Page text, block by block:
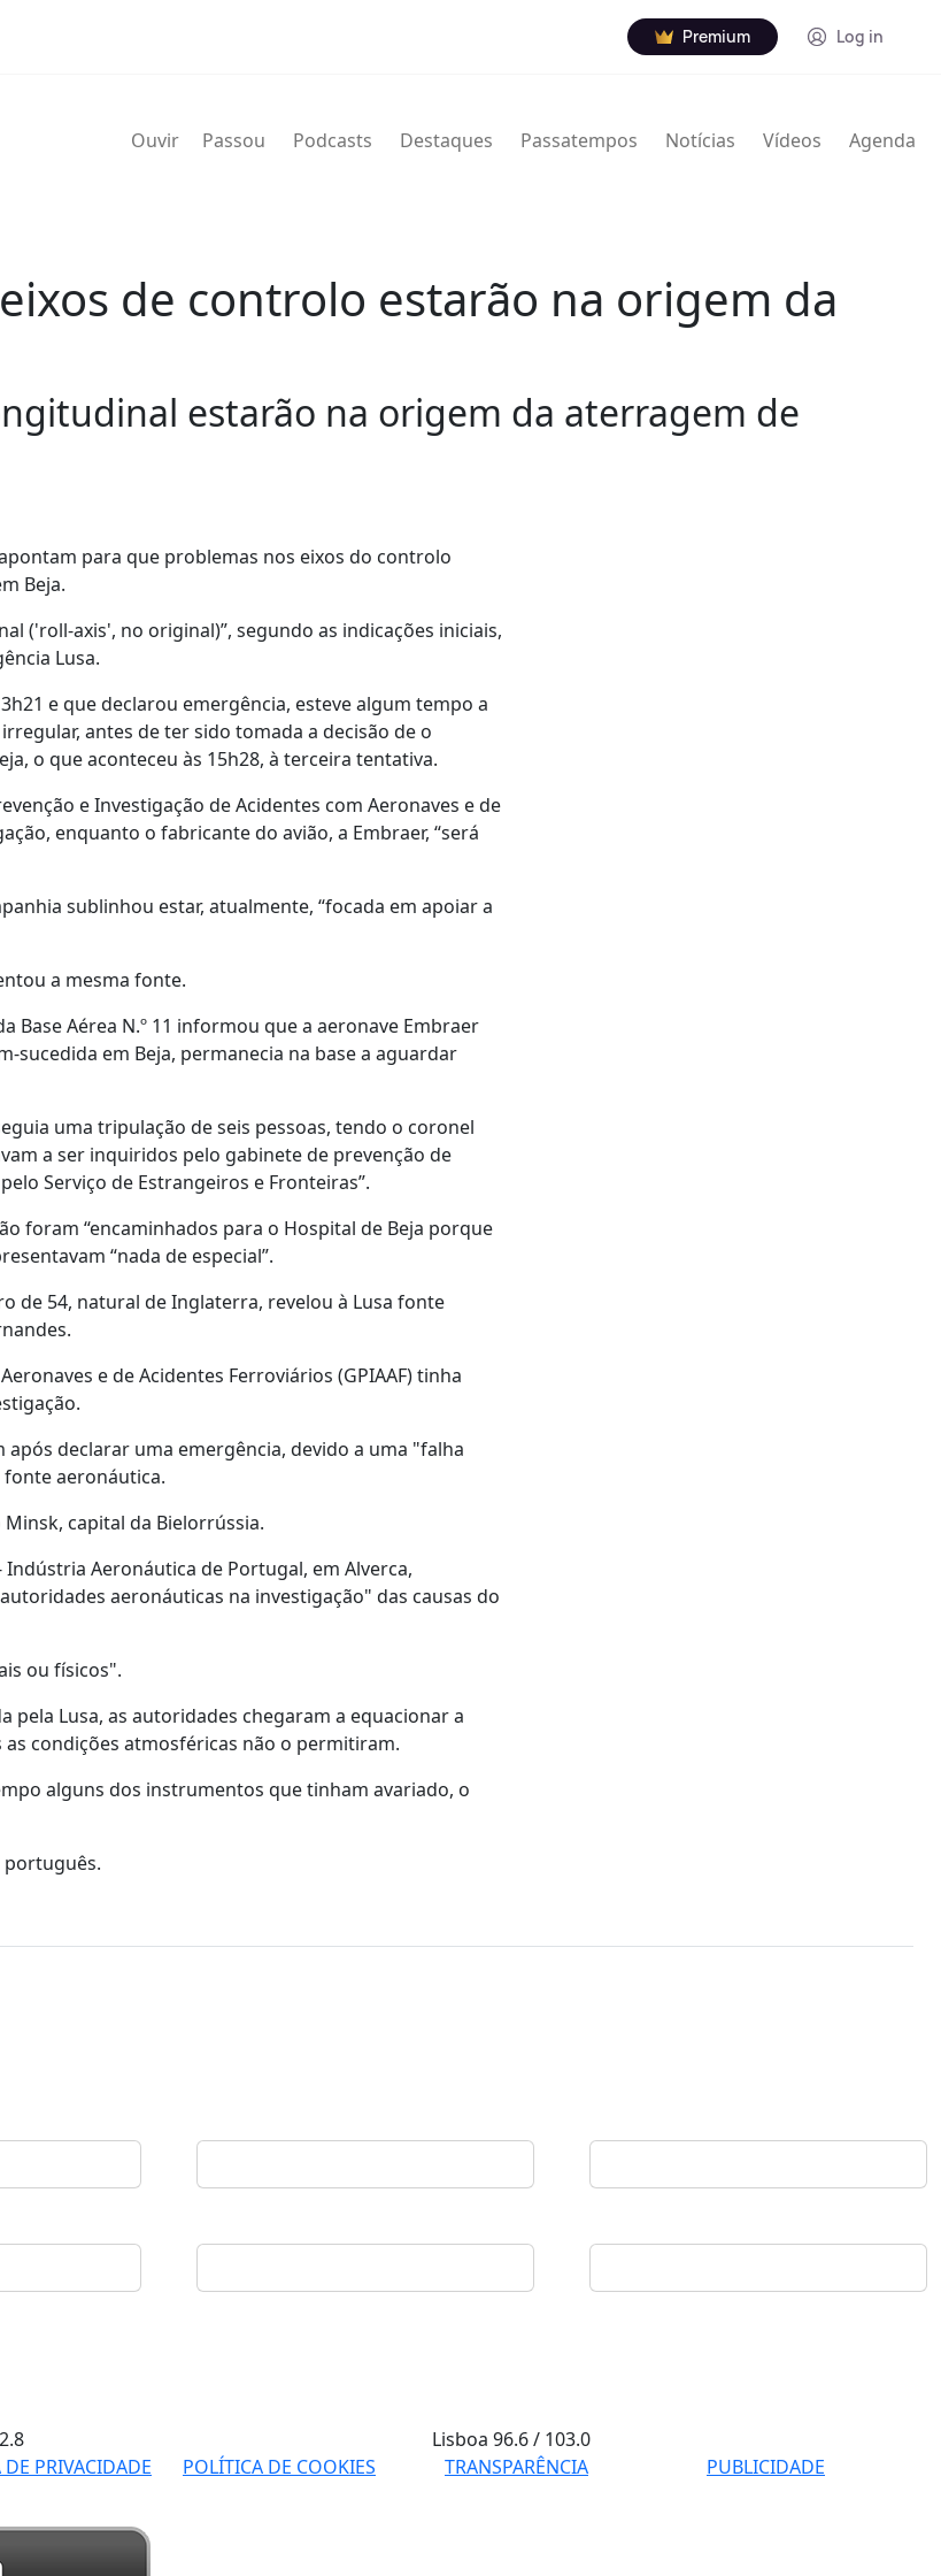
Premium Log in
Ouvir Passou Podcasts Destaques Passatempos Notícias Vídeos Agenda
de controlo estarão na origem da
estarão na origem da aterragem de
para que problemas nos eixos do controlo
Beja.
('roll-axis', no original)”, segundo as indicações iniciais,
Lusa.
e que declarou emergência, esteve algum tempo a
antes de ter sido tomada a decisão de o
o que aconteceu às 15h28, à terceira tentativa.
e Investigação de Acidentes com Aeronaves e de
enquanto o fabricante do avião, a Embraer, “será
sublinhou estar, atualmente, “focada em apoiar a
a mesma fonte.
Aérea N.º 11 informou que a aeronave Embraer
sucedida em Beja, permanecia na base a aguardar
uma tripulação de seis pessoas, tendo o coronel
a ser inquiridos pelo gabinete de prevenção de
Serviço de Estrangeiros e Fronteiras”.
foram “encaminhados para o Hospital de Beja porque
“nada de especial”.
de 54, natural de Inglaterra, revelou à Lusa fonte
e de Acidentes Ferroviários (GPIAAF) tinha
após declarar uma emergência, devido a uma "falha
fonte aeronáutica.
Minsk, capital da Bielorrússia.
Aeronáutica de Portugal, em Alverca,
aeronáuticas na investigação" das causas do
ou físicos".
Lusa, as autoridades chegaram a equacionar a
condições atmosféricas não o permitiram.
alguns dos instrumentos que tinham avariado, o
português.
Lisboa96.6 / 103.0
PRIVACIDADE POLÍTICA DE COOKIES TRANSPARÊNCIA
PUBLICIDADE